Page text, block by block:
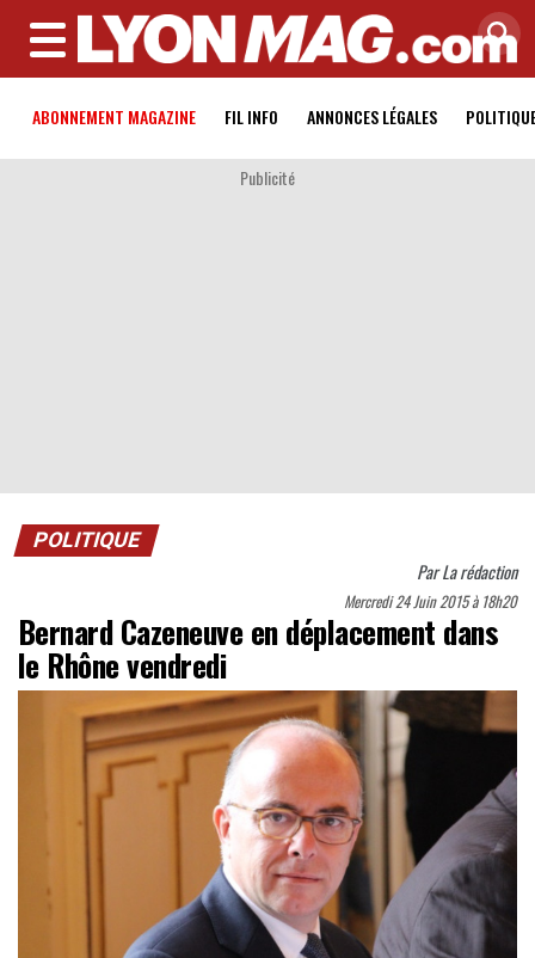
MENU
ABONNEMENT MAGAZINE FIL INFO ANNONCES LÉGALES
Publicité
POLITIQUE
ParLa rédaction
Mercredi 24 Juin 2015 à 18h20
Bernard Cazeneuve en déplacement dans
le Rhône vendredi